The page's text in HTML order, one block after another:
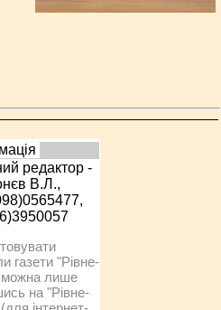
редактор -
В.Л.,
газети "Рівне-
можна лише
на "Рівне-